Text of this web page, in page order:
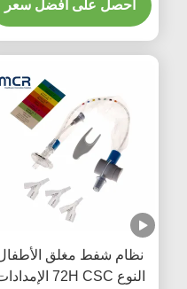
احصل على أفضل سعر
نظام شفط مغلق الأطفال
النوع 72H CSC الإمدادات